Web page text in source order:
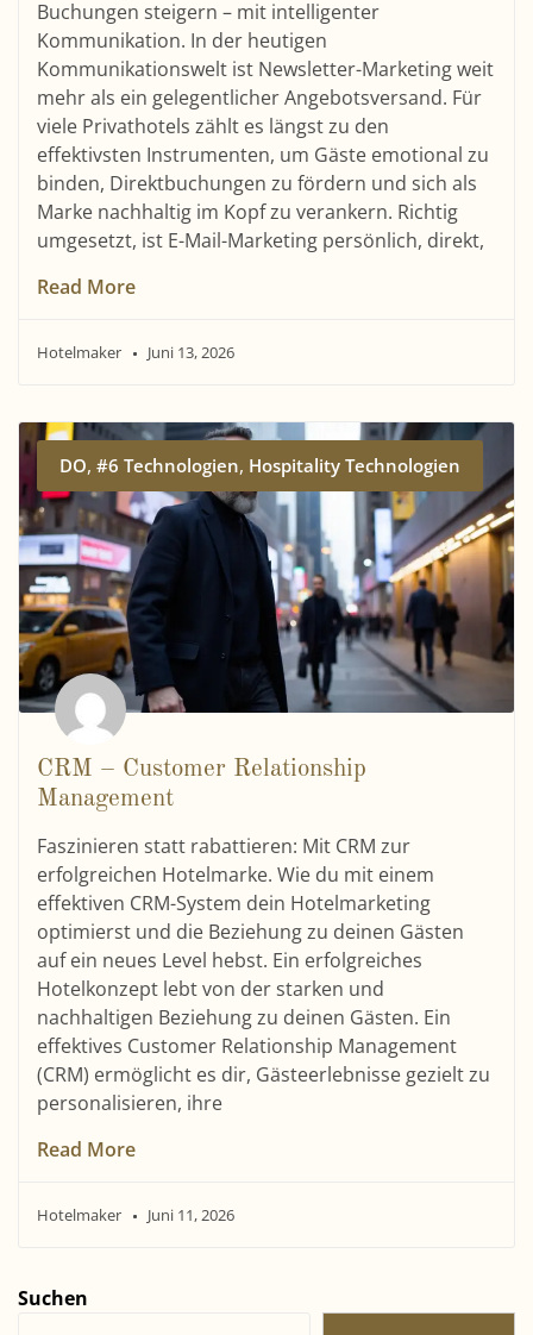
Buchungen steigern – mit intelligenter
Kommunikation. In der heutigen
Kommunikationswelt ist Newsletter-Marketing weit
mehr als ein gelegentlicher Angebotsversand. Für
viele Privathotels zählt es längst zu den
effektivsten Instrumenten, um Gäste emotional zu
binden, Direktbuchungen zu fördern und sich als
Marke nachhaltig im Kopf zu verankern. Richtig
umgesetzt, ist E-Mail-Marketing persönlich, direkt,
Read More
Hotelmaker Juni 13, 2026
DO,#6 Technologien, Hospitality Technologien
CRM – Customer Relationship
Management
Faszinieren statt rabattieren: Mit CRM zur
erfolgreichen Hotelmarke. Wie du mit einem
effektiven CRM-System dein Hotelmarketing
optimierst und die Beziehung zu deinen Gästen
auf ein neues Level hebst. Ein erfolgreiches
Hotelkonzept lebt von der starken und
nachhaltigen Beziehung zu deinen Gästen. Ein
effektives Customer Relationship Management
(CRM) ermöglicht es dir, Gästeerlebnisse gezielt zu
personalisieren, ihre
Read More
Hotelmaker Juni 11, 2026
Suchen